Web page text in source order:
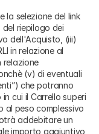
la selezione del link
riepilogo dei
dell'Acquisto, (iii)
in relazione al
relazione
(v) di eventuali
che potranno
cui il Carrello superi
al peso complessivo
addebitare un
importo aggiuntivo